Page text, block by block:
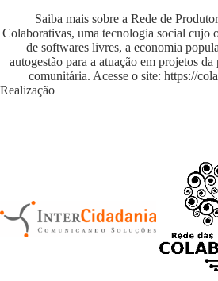
Saiba mais sobre a Rede de
Colaborativas, uma tecnologia social cujo
de softwares livres, a economia
autogestão para a atuação em projetos
comunitária. Acesse o site: https://
Realização